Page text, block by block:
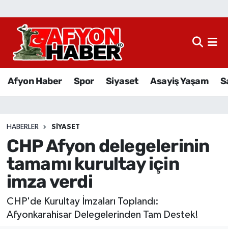
Afyon Haber Spor Siyaset Asayiş Yaşam
HABERLER SIYASET
CHP Afyon delegelerinin
tamamı kurultay için
imza verdi
CHP'de Kurultay İmzaları Toplandı:
Afyonkarahisar Delegelerinden Tam Destek!
Afyon Haber
Sağlık
Eğitim
Ekonomi